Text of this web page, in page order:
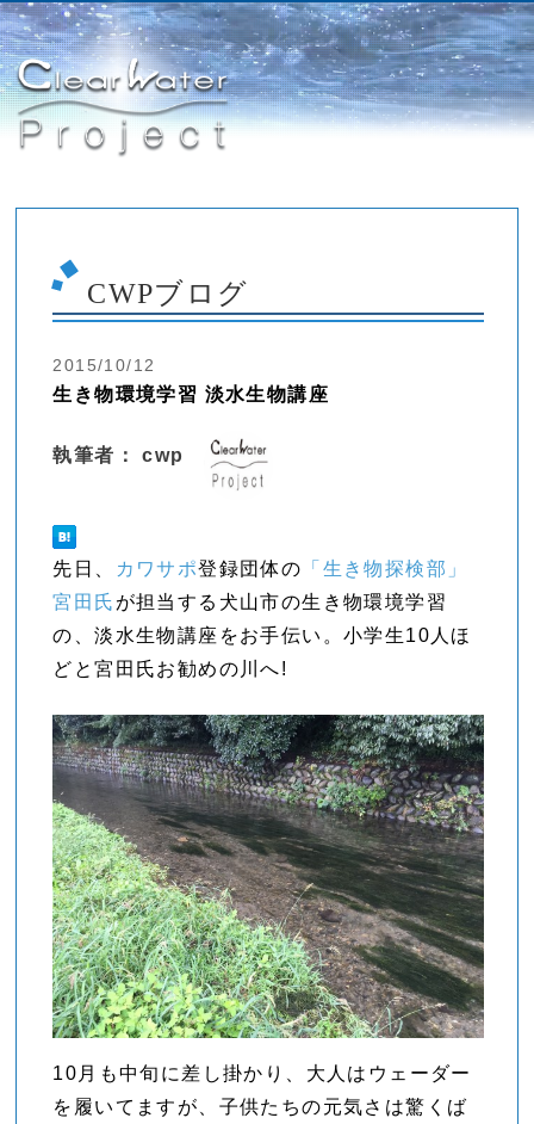
CWPブログ
2015/10/12
生き物環境学習 淡水生物講座
執筆者： cwp
先日、 カワサポ登録団体の 「生き物探検部」
宮田氏 が担当する犬山市の生き物環境学習
の、淡水生物講座をお手伝い。小学生10人ほ
どと宮田氏お勧めの川へ!
10月も中旬に差し掛かり、大人はウェーダー
を履いてますが、子供たちの元気さは驚くば